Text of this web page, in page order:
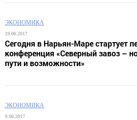
ЭКОНОМИКА
19.06.2017
Сегодня в Нарьян-Маре стартует
конференция «Северный завоз –
пути и возможности»
ЭКОНОМИКА
9.06.2017